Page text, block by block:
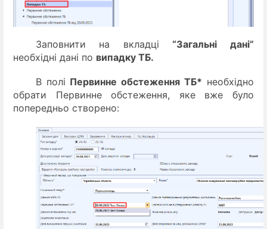
Заповнити на вкладці “Загальні дані”
необхідні дані по випадку ТБ.
В полі Первинне обстеження ТБ* необхідно
обрати Первинне обстеження, яке вже було
попередньо створено: